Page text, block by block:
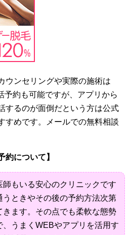
ンセリングや実際の施術は
予約も可能ですが、アプリから
するのが面倒だという方は公式
すめです。メールでの無料相談
約について】
もいる安心のクリニックです
ときやその後の予約方法次第
ます。その点でも柔軟な態勢
、うまくWEBやアプリを活用す